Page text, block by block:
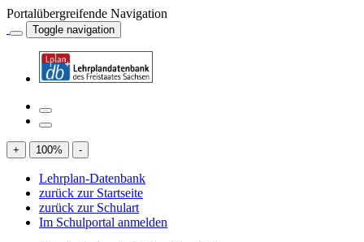
Portalübergreifende Navigation
Toggle navigation
+ 100% -
Lehrplan-Datenbank
zurück zur Startseite
zurück zur Schulart
Im Schulportal anmelden